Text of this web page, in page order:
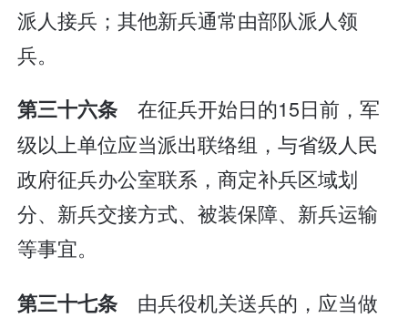
派人接兵；其他新兵通常由部队派人领
兵。
第三十六条 在征兵开始日的15日前，军
级以上单位应当派出联络组，与省级人民
政府征兵办公室联系，商定补兵区域划
分、新兵交接方式、被装保障、新兵运输
等事宜。
第三十七条 由兵役机关送兵的，应当做